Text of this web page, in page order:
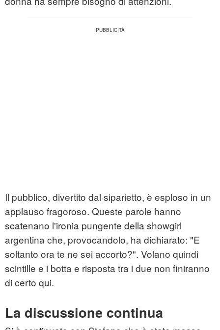
Il pubblico, divertito dal siparietto, è esploso in un
applauso fragoroso. Queste parole hanno
scatenano l'ironia pungente della showgirl
argentina che, provocandolo, ha dichiarato: "E
soltanto ora te ne sei accorto?". Volano quindi
scintille e i botta e risposta tra i due non finiranno
di certo qui.
La discussione continua